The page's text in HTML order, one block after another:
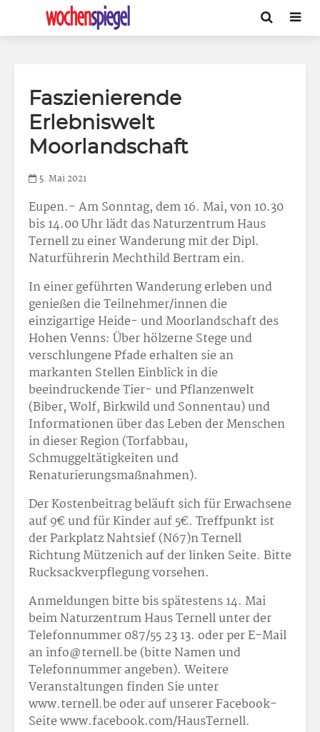
Faszienierende
Erlebniswelt
Moorlandschaft
5. Mai 2021
Eupen.- Am Sonntag, dem 16. Mai, von 10.30
bis 14.00 Uhr lädt das Naturzentrum Haus
Ternell zu einer Wanderung mit der Dipl.
Naturführerin Mechthild Bertram ein.
In einer geführten Wanderung erleben und
genießen die Teilnehmer/innen die
einzigartige Heide- und Moorlandschaft des
Hohen Venns: Über hölzerne Stege und
verschlungene Pfade erhalten sie an
markanten Stellen Einblick in die
beeindruckende Tier- und Pflanzenwelt
(Biber, Wolf, Birkwild und Sonnentau) und
Informationen über das Leben der Menschen
in dieser Region (Torfabbau,
Schmuggeltätigkeiten und
Renaturierungsmaßnahmen).
Der Kostenbeitrag beläuft sich für Erwachsene
auf 9€ und für Kinder auf 5€. Treffpunkt ist
der Parkplatz Nahtsief (N67)n Ternell
Richtung Mützenich auf der linken Seite. Bitte
Rucksackverpflegung vorsehen.
Anmeldungen bitte bis spätestens 14. Mai
beim Naturzentrum Haus Ternell unter der
Telefonnummer 087/55 23 13. oder per E-Mail
an info@ternell.be (bitte Namen und
Telefonnummer angeben). Weitere
Veranstaltungen finden Sie unter
www.ternell.be oder auf unserer Facebook-
Seite www.facebook.com/HausTernell.